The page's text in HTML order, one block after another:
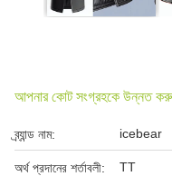
আপনার কোট সংগ্রহকে উন্নত
ব্র্যান্ড নাম: icebear
অর্থ প্রদানের শর্তাবলী: TT